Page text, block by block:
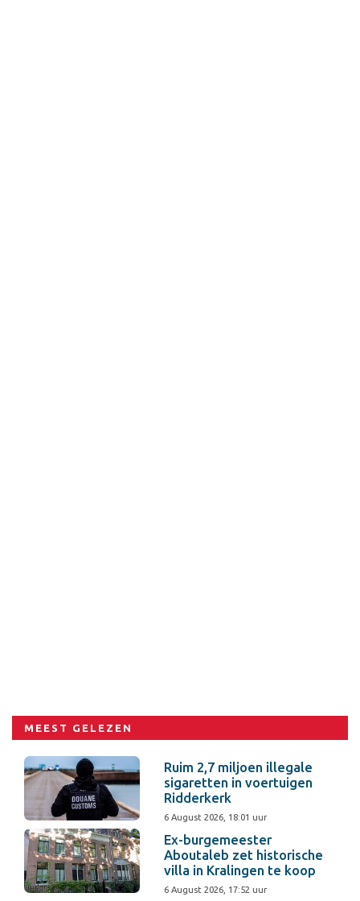
MEEST GELEZEN
Ruim 2,7 miljoen illegale
sigaretten in voertuigen
Ridderkerk
6 August 2026, 18:01 uur
Ex-burgemeester
Aboutaleb zet historische
villa in Kralingen te koop
6 August 2026, 17:52 uur